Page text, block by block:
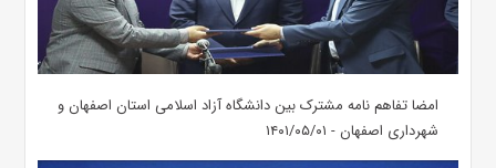
امضا تفاهم نامه مشترک بین دانشگاه آزاد اسلامی استان اصفهان و
شهرداری اصفهان - ۱۴۰۱/۰۵/۰۱